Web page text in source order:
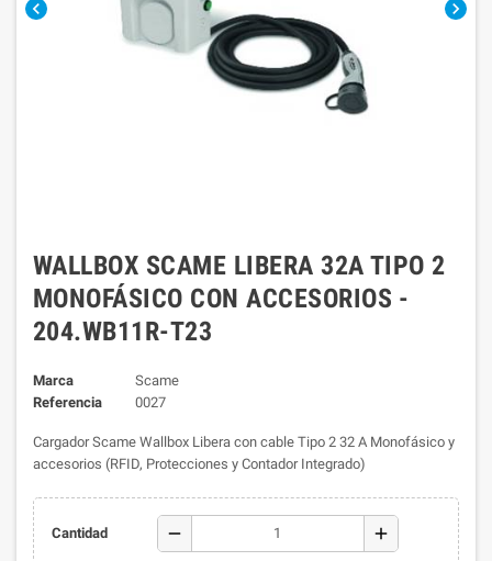
chevron_left chevron_right
WALLBOX SCAME LIBERA 32A TIPO 2
MONOFÁSICO CON ACCESORIOS -
204.WB11R-T23
Marca
Scame
Referencia
0027
Cargador Scame Wallbox Libera con cable Tipo 2 32 A Monofásico y
accesorios (RFID, Protecciones y Contador Integrado)
Cantidad remove add